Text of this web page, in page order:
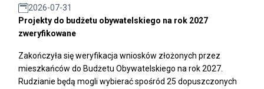
2026-07-31
Projekty do budżetu obywatelskiego na rok 2027
zweryfikowane
Zakończyła się weryfikacja wniosków złożonych przez
mieszkańców do Budżetu Obywatelskiego na rok 2027.
Rudzianie będą mogli wybierać spośród 25 dopuszczonych